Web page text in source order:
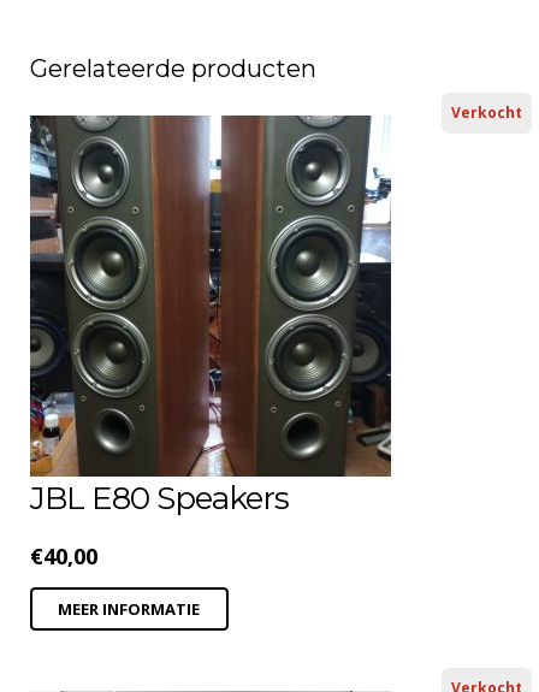
Gerelateerde producten
Verkocht
JBL E80 Speakers
€40,00
MEER INFORMATIE
Verkocht